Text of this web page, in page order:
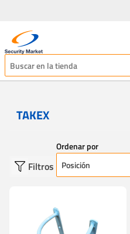
TAKEX
Filtros
Ordenar por